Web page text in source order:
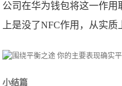
公司在华为钱包将这一作
上是没了NFC作用，从实质
小结篇